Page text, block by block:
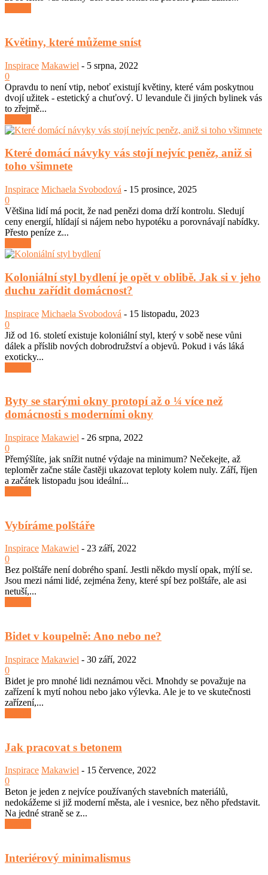
Květiny, které můžeme sníst
Inspirace Makawiel - 5 srpna, 2022
0
Opravdu to není vtip, neboť existují květiny, které vám poskytnou
dvojí užitek - estetický a chuťový. U levandule či jiných bylinek vás
to zřejmě...
Které domácí návyky vás stojí nejvíc peněz, aniž si
toho všimnete
Inspirace Michaela Svobodová - 15 prosince, 2025
0
Většina lidí má pocit, že nad penězi doma drží kontrolu. Sledují
ceny energií, hlídají si nájem nebo hypotéku a porovnávají nabídky.
Přesto peníze z...
Koloniální styl bydlení je opět v oblibě. Jak si v jeho
duchu zařídit domácnost?
Inspirace Michaela Svobodová - 15 listopadu, 2023
0
Již od 16. století existuje koloniální styl, který v sobě nese vůni
dálek a příslib nových dobrodružství a objevů. Pokud i vás láká
exoticky...
Byty se starými okny protopí až o ¼ více než
domácnosti s moderními okny
Inspirace Makawiel - 26 srpna, 2022
0
Přemýšlíte, jak snížit nutné výdaje na minimum? Nečekejte, až
teploměr začne stále častěji ukazovat teploty kolem nuly. Září, říjen
a začátek listopadu jsou ideální...
Vybíráme polštáře
Inspirace Makawiel - 23 září, 2022
0
Bez polštáře není dobrého spaní. Jestli někdo myslí opak, mýlí se.
Jsou mezi námi lidé, zejména ženy, které spí bez polštáře, ale asi
netuší,...
Bidet v koupelně: Ano nebo ne?
Inspirace Makawiel - 30 září, 2022
0
Bidet je pro mnohé lidi neznámou věci. Mnohdy se považuje na
zařízení k mytí nohou nebo jako výlevka. Ale je to ve skutečnosti
zařízení,...
Jak pracovat s betonem
Inspirace Makawiel - 15 července, 2022
0
Beton je jeden z nejvíce používaných stavebních materiálů,
nedokážeme si již moderní města, ale i vesnice, bez něho představit.
Na jedné straně se z...
Interiérový minimalismus